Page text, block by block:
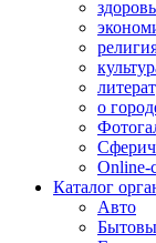
о
Online-
Каталог
Авто